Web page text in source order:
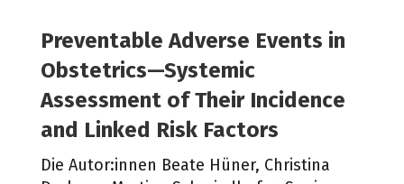
Preventable Adverse Events in
Obstetrics—Systemic
Assessment of Their Incidence
and Linked Risk Factors
Die Autor:innen Beate Hüner, Christina